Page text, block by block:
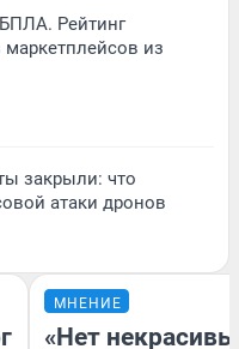
БПЛА. Рейтинг
из
закрыли: что
атаки дронов
МНЕНИЕ
«Нет